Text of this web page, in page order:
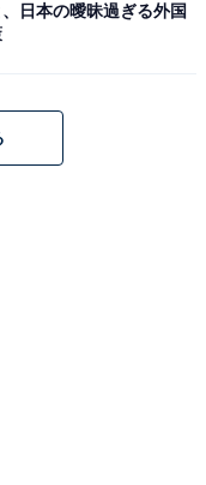
日本の曖昧過ぎる外国